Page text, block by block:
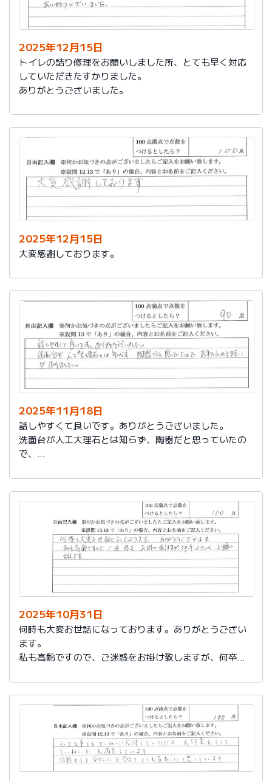
今後は、このような規模の修繕を行うことはおそらく起
こらず、小さな小さな修繕になろうかと思いますが、そ
の折は中田様、渡辺様にお願いさせていただくつもりで
おります。とても素晴らしい社員様です。
寒さもひとしお厳しい折でございますので、社長様、社
員の皆様にはどうぞくれぐれもご自愛くださいますよう
お祈り申し上げます。
敬具
2025年12月15日
トイレの詰り修理をお願いしました所、とても早く対応
していただきたすかりました。
ありがとうございました。
2025年12月15日
大変感謝しております。
2025年11月18日
話しやすくて良いです。ありがとうございました。
洗面台が人工大理石とは知らず、陶器だと思っていたの
で、
2025年10月31日
何時も大変お世話になっております。ありがとうござい
ます。
私も高齢ですので、ご迷惑をお掛け致しますが、何卒よ